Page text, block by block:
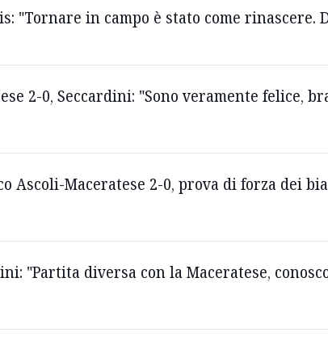
"Tornare in campo è stato come
2-0, Seccardini: "Sono veramente felice,
Ascoli-Maceratese 2-0, prova di forza dei
"Partita diversa con la Maceratese,